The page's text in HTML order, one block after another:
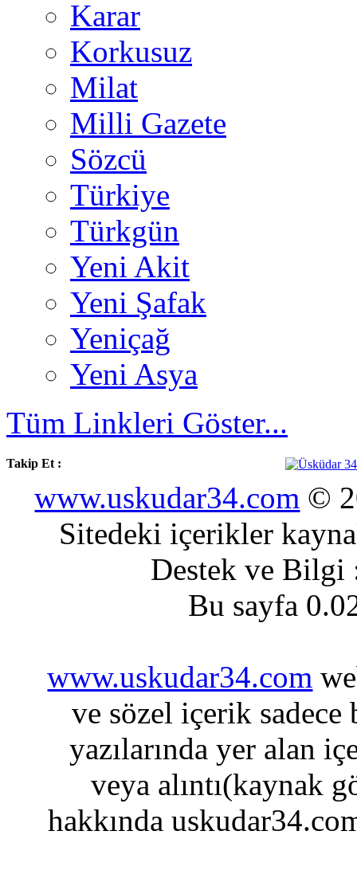
Karar
Korkusuz
Milat
Milli Gazete
Sözcü
Türkiye
Türkgün
Yeni Akit
Yeni Şafak
Yeniçağ
Yeni Asya
Tüm Linkleri Göster...
Takip Et :
www.uskudar34.com ©
Sitedeki içerikler
Destek ve
Bu sayfa
www.uskudar34.com
ve sözel içerik sadece
yazılarında yer alan
veya alıntı(kaynak
hakkında